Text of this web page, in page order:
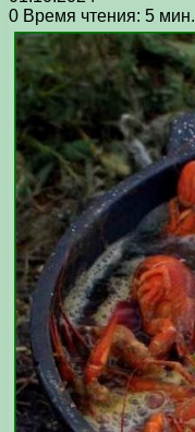
0 Время чтения: 5 мин.